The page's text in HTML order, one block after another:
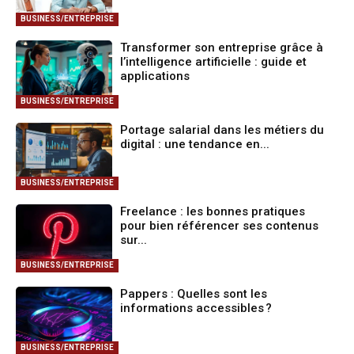
BUSINESS/ENTREPRISE
BUSINESS/ENTREPRISE
Transformer son entreprise grâce à
l’intelligence artificielle : guide et
applications
BUSINESS/ENTREPRISE
Portage salarial dans les métiers du
digital : une tendance en...
BUSINESS/ENTREPRISE
Freelance : les bonnes pratiques
pour bien référencer ses contenus
sur...
BUSINESS/ENTREPRISE
Pappers : Quelles sont les
informations accessibles ?